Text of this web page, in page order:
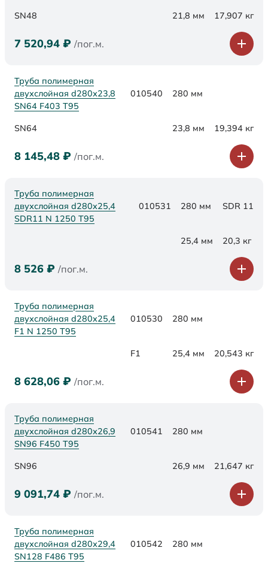
SN48 21,8 мм 17,907 кг
7 520,94 ₽ /пог.м.
Труба полимерная
двухслойная d280х23,8
SN64 F403 Т95
010540 280 мм
SN64 23,8 мм 19,394 кг
8 145,48 ₽ /пог.м.
Труба полимерная
двухслойная d280x25,4
SDR11 N 1250 Т95
010531 280 мм SDR 11
25,4 мм 20,3 кг
8 526 ₽ /пог.м.
Труба полимерная
двухслойная d280x25,4
F1 N 1250 Т95
010530 280 мм
F1 25,4 мм 20,543 кг
8 628,06 ₽ /пог.м.
Труба полимерная
двухслойная d280х26,9
SN96 F450 Т95
010541 280 мм
SN96 26,9 мм 21,647 кг
9 091,74 ₽ /пог.м.
Труба полимерная
двухслойная d280х29,4
SN128 F486 Т95
010542 280 мм